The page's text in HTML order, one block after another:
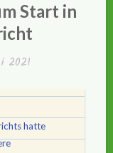
Start in
2021
hatte